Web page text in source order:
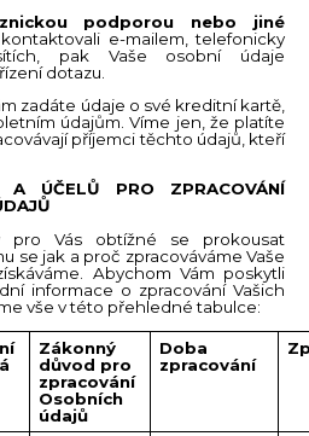
podporou nebo jiné
e-mailem, telefonicky
pak Vaše osobní údaje
dotazu.
zadáte údaje o své kreditní kartě,
údajům. Víme jen, že platíte
příjemci těchto údajů, kteří
A ÚČELŮ PRO ZPRACOVÁNÍ
pro Vás obtížné se prokousat
se jak a proč zpracováváme Vaše
Abychom Vám poskytli
informace o zpracování Vašich
vše v této přehledné tabulce:
Zákonný
důvod pro
zpracování
Osobních
údajů
Doba
zpracování